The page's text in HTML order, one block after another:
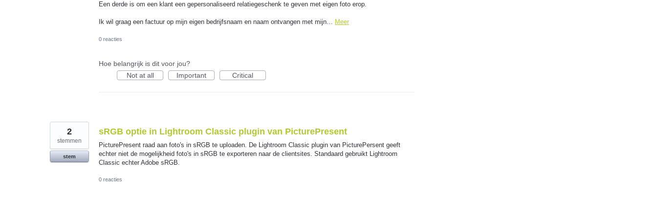
Een derde is om een klant een gepersonaliseerd relatiegeschenk te geven met eigen foto erop.
Ik wil graag een factuur op mijn eigen bedrijfsnaam en naam ontvangen met mijn… Meer
0 reacties
Hoe belangrijk is dit voor jou?
Not at all
Important Critical
sRGB optie in Lightroom Classic plugin van PicturePresent
PicturePresent raad aan foto's in sRGB te uploaden. De Lightroom Classic plugin van PicturePersent geeft
echter niet de mogelijkheid foto's in sRGB te exporteren naar de clientsites. Standaard gebruikt Lightroom
Classic echter Adobe sRGB.
2
stemmen
stem
0 reacties